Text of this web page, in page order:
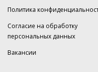
Политика
Согласие на обработку
персональных данных
Вакансии